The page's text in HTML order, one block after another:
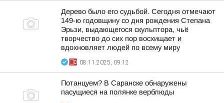
Дерево было его судьбой. Сегодня отмечают
149-ю годовщину со дня рождения Степана
Эрьзи, выдающегося скульптора, чьё
творчество до сих пор восхищает и
вдохновляет людей по всему миру
08.11.2025, 09:12
Потанцуем? В Саранске обнаружены
пасущиеся на полянке верблюды